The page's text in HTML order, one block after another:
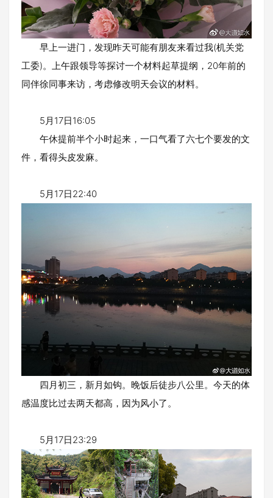
早上一进门，发现昨天可能有朋友来看过我(机关党
工委)。上午跟领导等探讨一个材料起草提纲，20年前的
同伴徐同事来访，考虑修改明天会议的材料。
5月17日16:05
午休提前半个小时起来，一口气看了六七个要发的文
件，看得头皮发麻。
5月17日22:40
四月初三，新月如钩。晚饭后徒步八公里。今天的体
感温度比过去两天都高，因为风小了。
5月17日23:29